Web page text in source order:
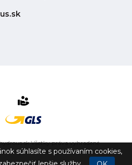
Všetky práva vyhradené
vytvorilovibration.sk
súhlasíte s používaním cookies,